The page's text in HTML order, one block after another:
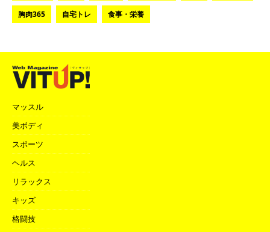
胸肉365 自宅トレ 食事・栄養
マッスル
美ボディ
スポーツ
ヘルス
リラックス
キッズ
格闘技